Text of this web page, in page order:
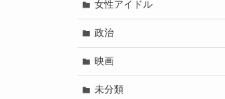
女性アイドル
政治
映画
未分類